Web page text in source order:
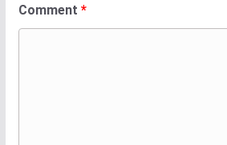
Comment *